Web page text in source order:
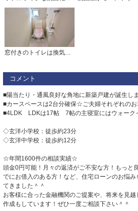
窓付きのトイレは換気もしやすく清潔に使えます＾＾ウォシュレット、暖房便座、節電・節水機能など、使い勝手のよい高機能トイレです。
コメント
■陽当たり・通風良好な角地に新築戸建が誕生し
■カースペースは2台分確保☆ご夫婦それぞれのお
■4LDK LDKは17帖 7帖の主寝室にはウォーク
◇玄洋小学校：徒歩約23分
◇玄洋中学校：徒歩約12分
☆年間1600件の相談実績☆
頭金0円可能！月々の返済がご不安な方！もっと
でにお借入のある方！など、住宅ローンのお悩
てきました＾＾
お客様に合った金融機関のご提案や、将来を見
作成もしています！ぜひ一度ご相談下さい＾＾